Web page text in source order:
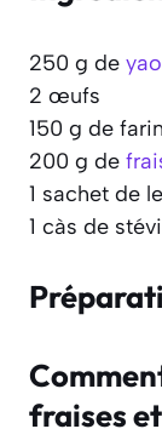
250 g de
2 œufs
150 g de
200 g de
1 sachet de
1 càs de
fraises